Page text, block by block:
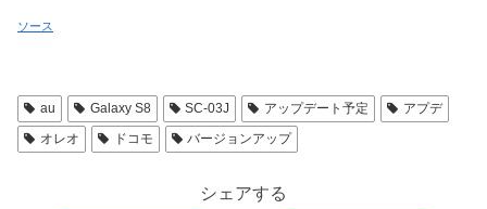
ソース
au Galaxy S8 SC-03J アップデート予定
アプデ
オレオ
ドコモ バージョンアップ
シェアする